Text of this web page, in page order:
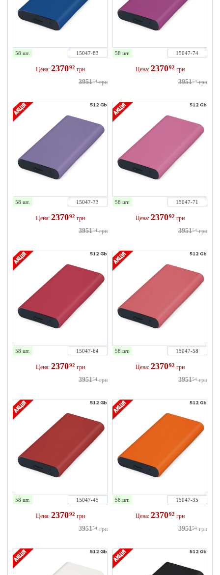
58 шт. 15047-83
Цена: 237092 грн
395154 грн
58 шт. 15047-74
Цена: 237092 грн
395154 грн
58 шт. 15047-73
Цена: 237092 грн
395154 грн
58 шт. 15047-71
Цена: 237092 грн
395154 грн
58 шт. 15047-64
Цена: 237092 грн
395154 грн
58 шт. 15047-58
Цена: 237092 грн
395154 грн
58 шт. 15047-45
Цена: 237092 грн
395154 грн
58 шт. 15047-35
Цена: 237092 грн
395154 грн